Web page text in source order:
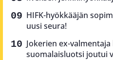
HIFK-hyökkääjän
uusi seura!
Jokerien ex-
suomalaisluotsi joutui